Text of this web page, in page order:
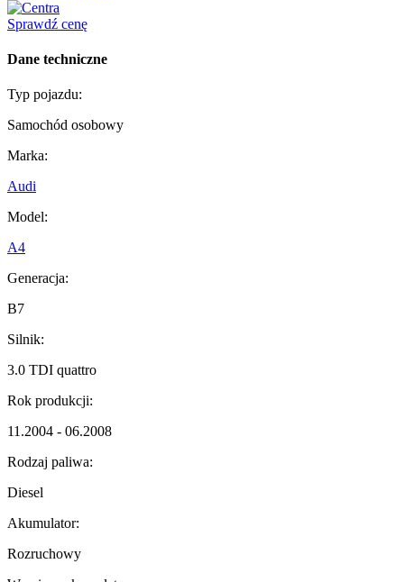
Sprawdź cenę
Dane techniczne
Typ pojazdu:
Samochód osobowy
Marka:
Audi
Model:
A4
Generacja:
B7
Silnik:
3.0 TDI quattro
Rok produkcji:
11.2004 - 06.2008
Rodzaj paliwa:
Diesel
Akumulator:
Rozruchowy